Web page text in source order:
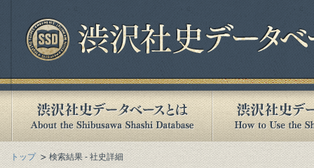
トップ 検索結果 - 社史詳細